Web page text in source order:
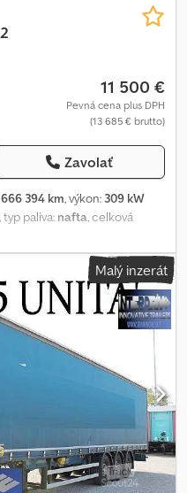
11 500 €
Pevná cena plus DPH
(13 685 € brutto)
Zavolať
666 394 km, výkon: 309 kW
, typ paliva: nafta, celková
, farba:biely, typ prevodu:
ABS, elektronický
sadzový filter , *
* Klimatizácia * Hydraulika
Interné číslo vozidla: 9832---
podpora k dispozícii!
k vozidlu alebo pre viac
Whatsapp
Malý inzerát